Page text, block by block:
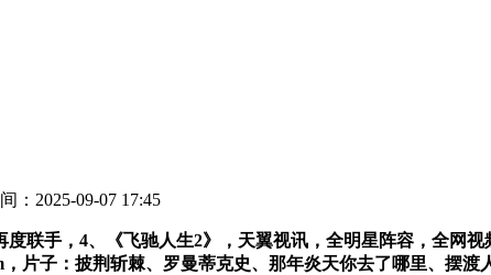
：2025-09-07 17:45
手，4、《飞驰人生2》，天翼视讯，全明星阵容，全网
片子：披荆斩棘、罗曼蒂克史、那年炎天你去了哪里、摆